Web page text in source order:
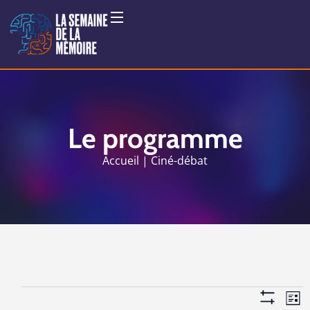
Le programme
Accueil Ciné-débat
Liste